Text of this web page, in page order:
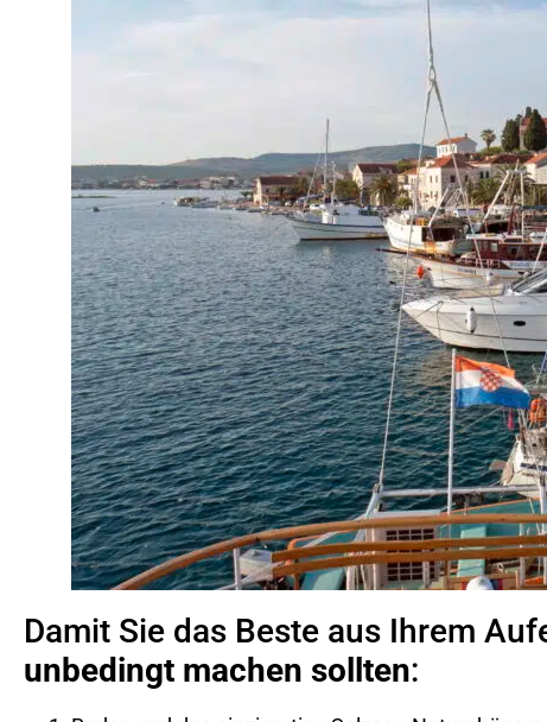
Damit Sie das Beste aus Ihrem
unbedingt machen sollten: